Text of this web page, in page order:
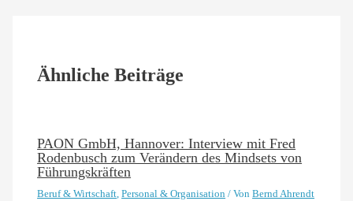
Ähnliche Beiträge
PAON GmbH, Hannover: Interview mit Fred
Rodenbusch zum Verändern des Mindsets von
Führungskräften
Beruf & Wirtschaft,Personal & Organisation / VonBernd Ahrendt